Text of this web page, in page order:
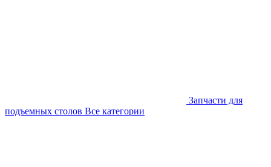
Запчасти для
подъемных столов Все категории